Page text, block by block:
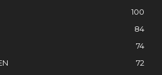
100
84
74
72